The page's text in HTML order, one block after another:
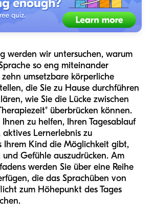
werden wir untersuchen, warum
so eng miteinander
umsetzbare körperliche
die Sie zu Hause durchführen
wie Sie die Lücke zwischen
überbrücken können.
Ihnen zu helfen, Ihren Tagesablauf
Lernerlebnis zu
Ihrem Kind die Möglichkeit gibt,
Gefühle auszudrücken. Am
werden Sie über eine Reihe
die das Sprachüben von
zum Höhepunkt des Tages